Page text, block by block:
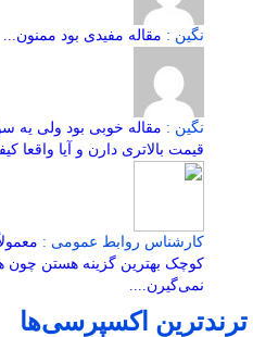
نگین : مقاله مفیدی بود ممنون...
نگین : مقاله خوبی بود ولی یه
قیمت بالاتری دارن و آیا واقعا
کارشناس روابط عمومی :
کوچک بهترین گزینه هستن چون
نمی‌گیرن....
ترندترین اکسپرسی‌ها